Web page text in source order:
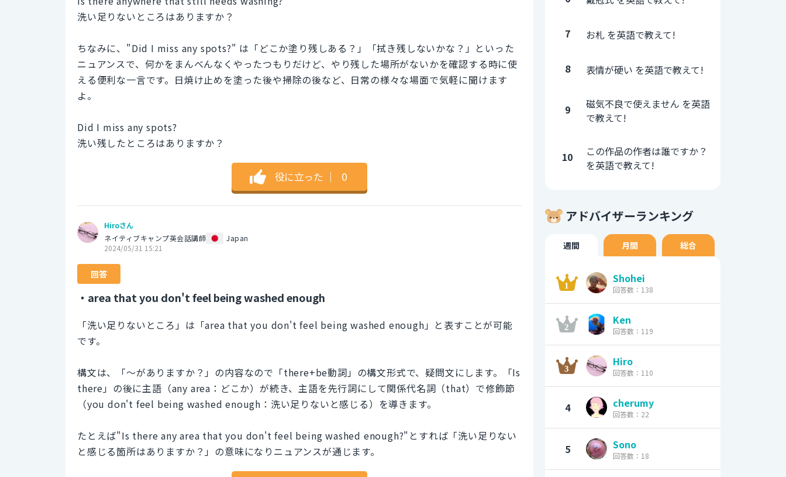
洗い足りないところはありますか？
ちなみに、"Did I miss any spots?" は「どこか塗り残しある？」「拭き残しないかな？」といった
ニュアンスで、何かをまんべんなくやったつもりだけど、やり残した場所がないかを確認する時に使
える便利な一言です。日焼け止めを塗った後や掃除の後など、日常の様々な場面で気軽に聞けます
よ。
Did I miss any spots?
洗い残したところはありますか？
役に立った ｜ 0
Hiroさん
ネイティブキャンプ英会話講師
Japan
2024/05/31 15:21
回答
・area that you don't feel being washed enough
「洗い足りないところ」は「area that you don't feel being washed enough」と表すことが可能
です。
構文は、「～がありますか？」の内容なので「there+be動詞」の構文形式で、疑問文にします。「Is
there」の後に主語（any area：どこか）が続き、主語を先行詞にして関係代名詞（that）で修飾節
（you don't feel being washed enough：洗い足りないと感じる）を導きます。
たとえば"Is there any area that you don't feel being washed enough?"とすれば「洗い足りない
と感じる箇所はありますか？」の意味になりニュアンスが通じます。
7 お札 を英語で教えて!
8 表情が硬い を英語で教えて!
9
磁気不良で使えません を英語
で教えて!
10
この作品の作者は誰ですか？
を英語で教えて!
アドバイザーランキング
週間 月間 総合
Shohei
回答数：138
Ken
回答数：119
Hiro
回答数：110
4 cherumy
回答数：22
5 Sono
回答数：18